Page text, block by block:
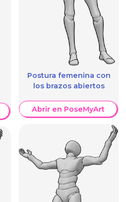
Postura femenina con
los brazos abiertos
Abrir en PoseMyArt